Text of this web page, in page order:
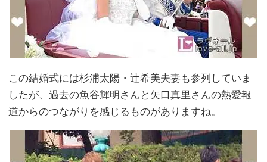
この結婚式には杉浦太陽・辻希美夫妻も参列していま
したが、過去の魚谷輝明さんと矢口真里さんの熱愛報
道からのつながりを感じるものがありますね。